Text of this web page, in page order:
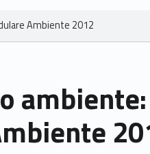
Ambiente 2012